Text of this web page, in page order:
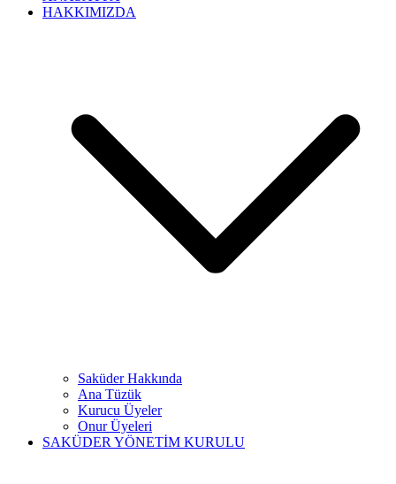
HAKKIMIZDA
Saküder Hakkında
Ana Tüzük
Kurucu Üyeler
Onur Üyeleri
SAKÜDER YÖNETİM KURULU